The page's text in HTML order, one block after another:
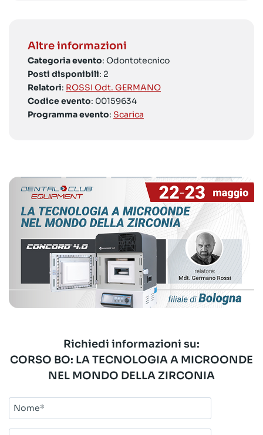
Altre informazioni
Categoria evento: Odontotecnico
Posti disponibili: 2
Relatori: ROSSI Odt. GERMANO
Codice evento: 00159634
Programma evento: Scarica
Richiedi informazioni su:
CORSO BO: LA TECNOLOGIA A MICROONDE
NEL MONDO DELLA ZIRCONIA
Nome*